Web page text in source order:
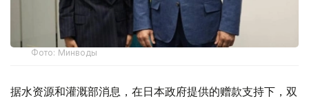
Фото: Минводы
据水资源和灌溉部消息，在日本政府提供的赠款支持下，双